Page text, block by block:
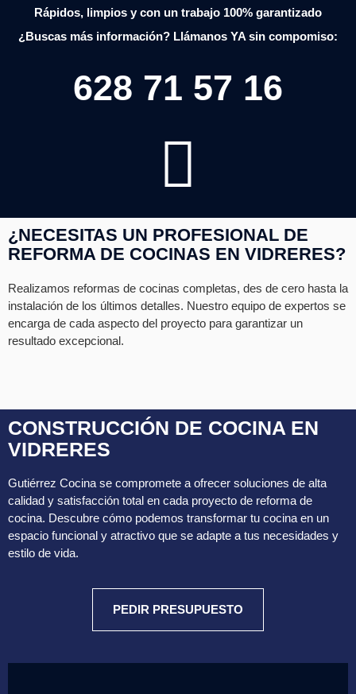
Rápidos, limpios y con un trabajo 100% garantizado
¿Buscas más información? Llámanos YA sin compomiso:
628 71 57 16
¿NECESITAS UN PROFESIONAL DE
REFORMA DE COCINAS EN VIDRERES?
Realizamos reformas de cocinas completas, des de cero hasta la
instalación de los últimos detalles. Nuestro equipo de expertos se
encarga de cada aspecto del proyecto para garantizar un
resultado excepcional.
CONSTRUCCIÓN DE COCINA EN
VIDRERES
Gutiérrez Cocina se compromete a ofrecer soluciones de alta
calidad y satisfacción total en cada proyecto de reforma de
cocina. Descubre cómo podemos transformar tu cocina en un
espacio funcional y atractivo que se adapte a tus necesidades y
estilo de vida.
PEDIR PRESUPUESTO